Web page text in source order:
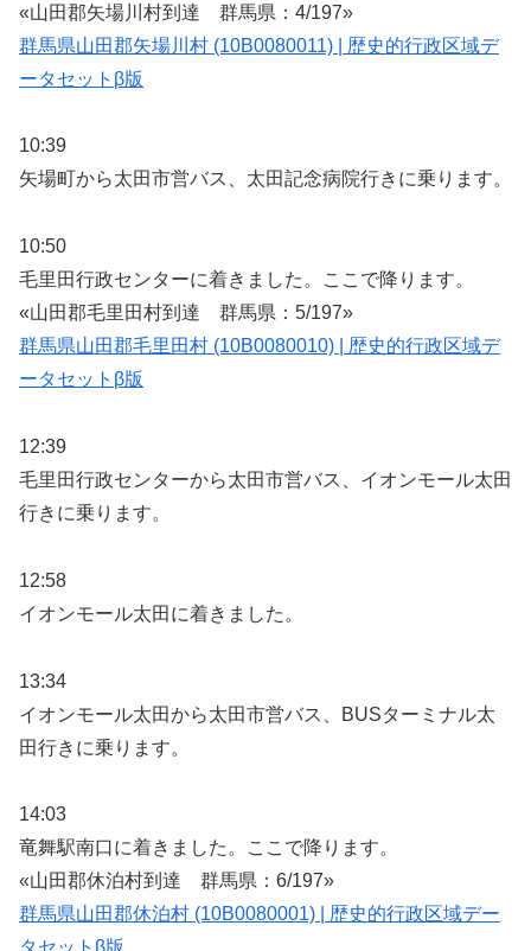
«山田郡矢場川村到達 群馬県：4/197»
群馬県山田郡矢場川村 (10B0080011) | 歴史的行政区域デ
ータセットβ版
10:39
矢場町から太田市営バス、太田記念病院行きに乗ります。
10:50
毛里田行政センターに着きました。ここで降ります。
«山田郡毛里田村到達 群馬県：5/197»
群馬県山田郡毛里田村 (10B0080010) | 歴史的行政区域デ
ータセットβ版
12:39
毛里田行政センターから太田市営バス、イオンモール太田
行きに乗ります。
12:58
イオンモール太田に着きました。
13:34
イオンモール太田から太田市営バス、BUSターミナル太
田行きに乗ります。
14:03
竜舞駅南口に着きました。ここで降ります。
«山田郡休泊村到達 群馬県：6/197»
群馬県山田郡休泊村 (10B0080001) | 歴史的行政区域デー